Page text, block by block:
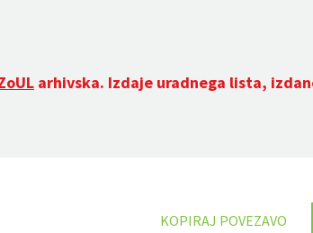
arhivska. Izdaje uradnega lista,
KOPIRAJ POVEZAVO